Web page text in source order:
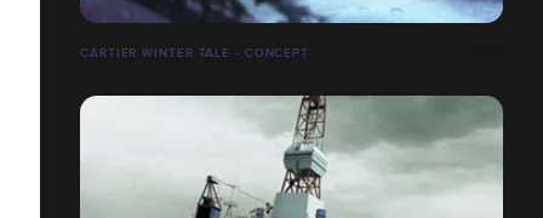
CARTIER WINTER TALE - CONCEPT